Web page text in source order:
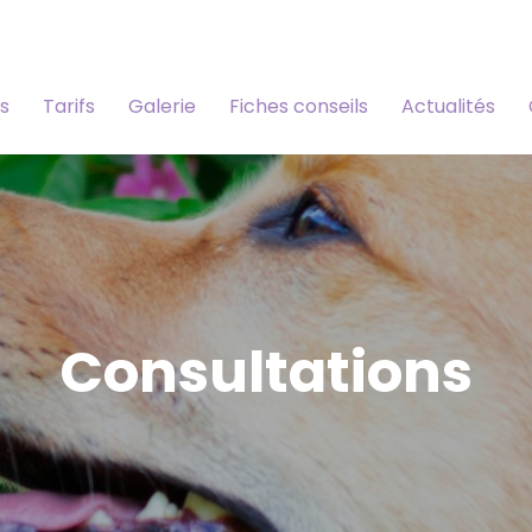
Tarifs Galerie Fiches conseils Actualités
Consultations